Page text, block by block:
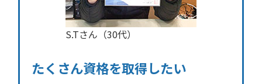
S.Tさん（30代）
たくさん資格を取得したい